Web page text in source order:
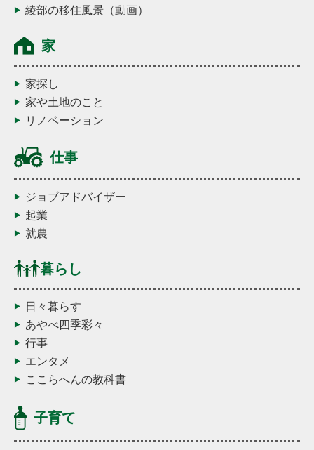
綾部の移住風景（動画）
家
家探し
家や土地のこと
リノベーション
仕事
ジョブアドバイザー
起業
就農
暮らし
日々暮らす
あやべ四季彩々
行事
エンタメ
ここらへんの教科書
子育て